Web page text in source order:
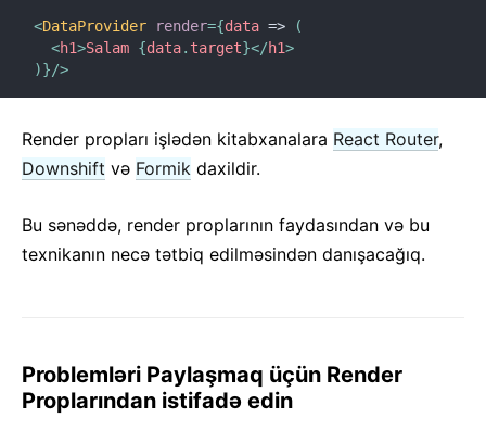
<DataProvider render={data =>
(
<h1>Salam {data. target}</h1>
)}/>
Render propları işlədən kitabxanalara React Router,
Downshift və Formik daxildir.
Bu sənəddə, render proplarının faydasından və bu
texnikanın necə tətbiq edilməsindən danışacağıq.
Problemləri Paylaşmaq üçün Render
Proplarından istifadə edin
11. Kompozisiya vs Varislik
12. React ilə Düşünmək
İmkanlılıq
Kod Parçalanması
Xəta Sərhədləri
Digər Kitabxanalar ilə İnteqrasiya
Dərindən JSX